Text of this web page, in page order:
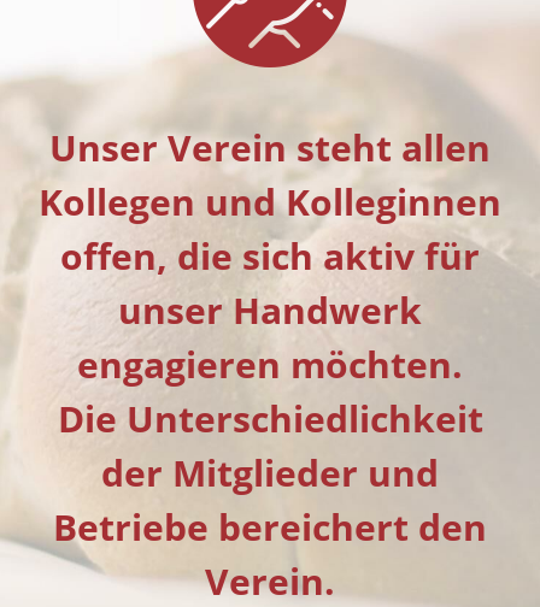
Unser Verein steht allen
Kollegen und Kolleginnen
offen, die sich aktiv für
unser Handwerk
engagieren möchten.
Die Unterschiedlichkeit
der Mitglieder und
Betriebe bereichert den
Verein.